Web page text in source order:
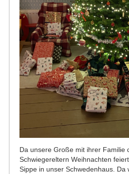
Da unsere Große mit ihrer Familie
Schwiegereltern Weihnachten
Sippe in unser Schwedenhaus. Da